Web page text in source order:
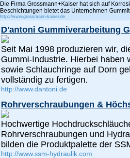
Die Firma Grossmann+Kaiser hat sich auf
Beschichtungen bietet das Unternehmen
http://www.grossmann-kaiser.de
D'antoni Gummiverarbeitung
Seit Mai 1998 produzieren wir,
Gummi-Industrie. Hierbei haben
sowie Schlauchringe auf Dorn
vollständig zu fertigen.
http://www.dantoni.de
Rohrverschraubungen &
Hochwertige
Rohrverschraubungen und
bilden die Produktpalette der
http://www.ssm-hydraulik.com